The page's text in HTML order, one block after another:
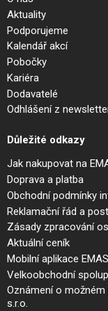
Aktuality
Podporujeme
Kalendář akcí
Pobočky
Kariéra
Dodavatelé
Odhlášení z
Důležité odkazy
Jak nakupovat na
Doprava a platba
Obchodní podmínky
Reklamační řád a
Zásady zpracování
Aktuální ceník
Mobilní aplikace
Velkoobchodní
Oznámení o možném
s.r.o.